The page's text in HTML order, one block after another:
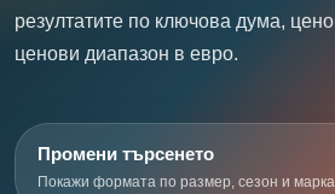
резултатите по ключова дума,
ценови диапазон в евро.
Промени търсенето
Покажи формата по размер, сезон и марка